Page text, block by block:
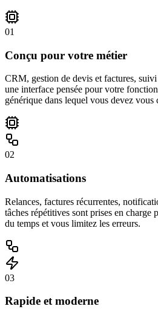
01
Conçu pour votre métier
CRM, gestion de devis et factures,
une interface pensée pour votre
générique dans lequel vous devez vous
02
Automatisations
Relances, factures récurrentes,
tâches répétitives sont prises en charge
du temps et vous limitez les erreurs.
03
Rapide et moderne